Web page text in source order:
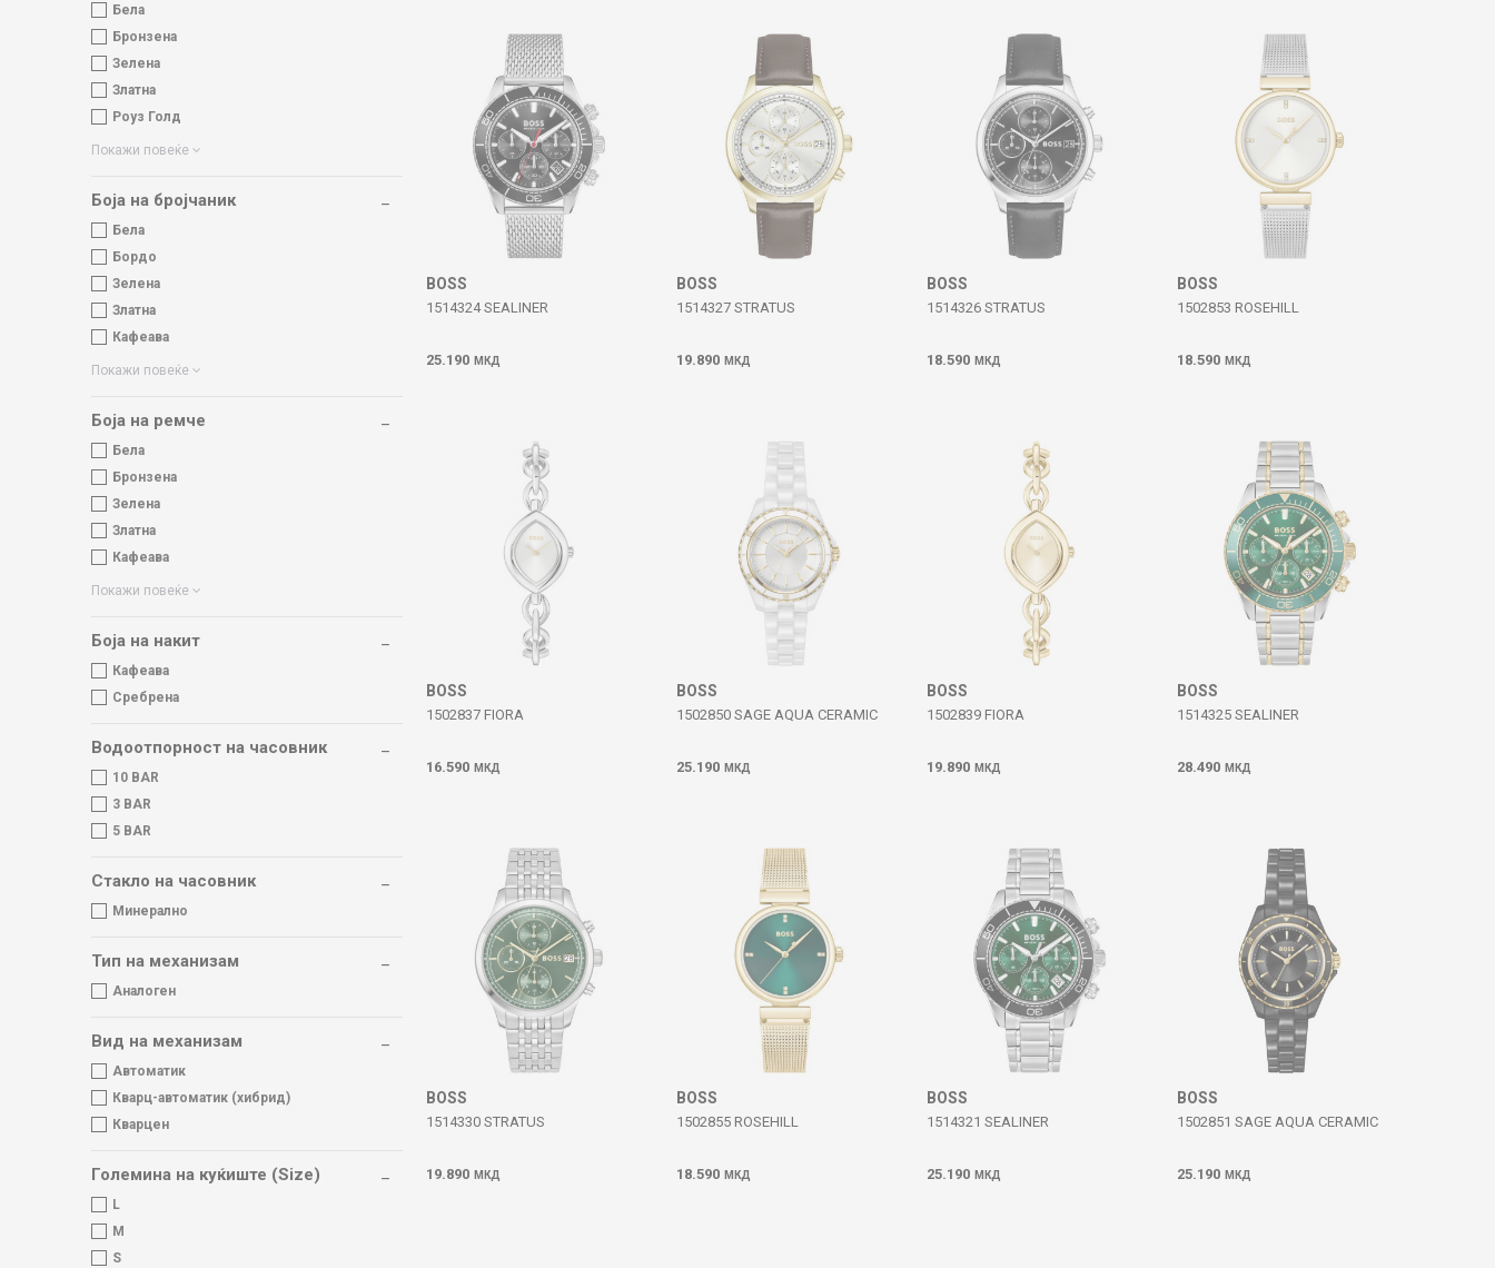
Бела
Бронзена
Зелена
Златна
Роуз Голд
Покажи повеќе
Боја на бројчаник
Бела
Бордо
Зелена
Златна
Кафеава
Покажи повеќе
Боја на ремче
Бела
Бронзена
Зелена
Златна
Кафеава
Покажи повеќе
Боја на накит
Кафеава
Сребрена
Водоотпорност на часовник
10 BAR
3 BAR
5 BAR
Стакло на часовник
Минерално
Тип на механизам
Аналоген
Вид на механизам
Автоматик
Кварц-автоматик (хибрид)
Кварцен
Големина на куќиште (Size)
L
M
S
BOSS
1514324 SEALINER
25.190 МКД
BOSS
1514327 STRATUS
19.890 МКД
BOSS
1514326 STRATUS
18.590 МКД
BOSS
1502853 ROSEHILL
18.590 МКД
BOSS
1502837 FIORA
16.590 МКД
BOSS
1502850 SAGE AQUA CERAMIC
25.190 МКД
BOSS
1502839 FIORA
19.890 МКД
BOSS
1514325 SEALINER
28.490 МКД
BOSS
1514330 STRATUS
19.890 МКД
BOSS
1502855 ROSEHILL
18.590 МКД
BOSS
1514321 SEALINER
25.190 МКД
BOSS
1502851 SAGE AQUA CERAMIC
25.190 МКД